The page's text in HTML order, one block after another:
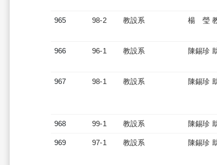
965 98-2 教設系 楊 瑩
966 96-1 教設系 陳錫珍
967 98-1 教設系 陳錫珍
968 99-1 教設系 陳錫珍
969 97-1 教設系 陳錫珍